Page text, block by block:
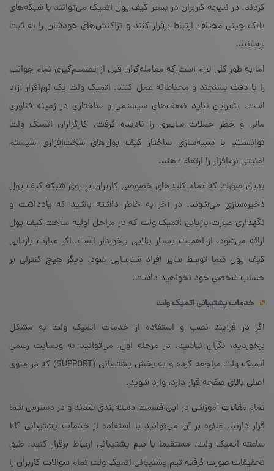
کردند. در نتیجه کاربران در بستر کیف پول اتمیک می‌توانند با شبکه‌های
بلاک چینی مختلف ارتباط برقرار کنند و تراکنش‌های خودشان را به ثبت
برسانند.
اما به طور کلی لازم است که معامله‌گران قبل از تصمیم‌گیری تمام جوانب
را با دقت بسنجند و محتاطانه عمل کنند. اتمیک ولت یک نرم‌افزار آزاد
است. بنابراین نباید ضعف‌های سیستمی و ساختاری در زمینه‌ فناوری
مالی و خطر حملات سایبری را نادیده گرفت. کارگزاران اتمیک ولت
توانستند با شبیه‌سازی ساختار کیف پول‌های سخت‌افزاری سیستم
امنیتی نرم‌افزار را ارتقاء دهند.
بدین صورت که تمام کلیدهای خصوصی کاربران بر روی شبکه‌ کیف پول
ذخیره‌سازی می‌شوند. در آخر به خاطر داشته باشید که یادداشت و
نگهداری عبارت بازیابی اتمیک ولت که در مراحل اولیه‌ ساخت کیف پول
ارائه می‌شود، از اهمیت بسیار بالایی برخوردار است. اگر عبارت بازیابی
کیف پول شما توسط سایر افراد شناسایی شود، دیگر هیچ کنترلی بر
حساب شخصی خود نخواهید داشت.
خدمات پشتیبانی اتمیک ولت
اگر در فرآیند نصب و استفاده از خدمات اتمیک ولت به مشکل
برخوردید، نگران نباشید. در مرحله‌ اول، می‌توانید به وبسایت رسمی
اتمیک ولت مراجعه کرده و به بخش پشتیبانی (SUPPORT) که در منوی
اصلی بالای صفحه قرار دارد، وارد شوید.
تمام مقالات آموزشی در این قسمت دسته‌بندی شدند و در دسترس شما
قرار دارند. علاوه بر آن می‌توانید با استفاده از خدمات پشتیبانی ۲۴
ساعته اتمیک ولت، مستقیما با تیم پشتیبانی ارتباط برقرار کنید. طبق
تحقیقات صورت گرفته تیم پشتیبانی اتمیک ولت تمام سوالات کاربران را